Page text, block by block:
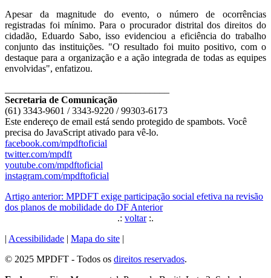
Apesar da magnitude do evento, o número de ocorrências
registradas foi mínimo. Para o procurador distrital dos direitos do
cidadão, Eduardo Sabo, isso evidenciou a eficiência do trabalho
conjunto das instituições. "O resultado foi muito positivo, com o
destaque para a organização e a ação integrada de todas as equipes
envolvidas", enfatizou.
Secretaria de Comunicação
(61) 3343-9601 / 3343-9220 / 99303-6173
Este endereço de email está sendo protegido de spambots. Você
precisa do JavaScript ativado para vê-lo.
facebook.com/mpdftoficial
twitter.com/mpdft
youtube.com/mpdftoficial
instagram.com/mpdftoficial
Artigo anterior: MPDFT exige participação social efetiva na revisão
dos planos de mobilidade do DF Anterior
.: voltar:.
| Acessibilidade | Mapa do site |
© 2025 MPDFT - Todos os direitos reservados.